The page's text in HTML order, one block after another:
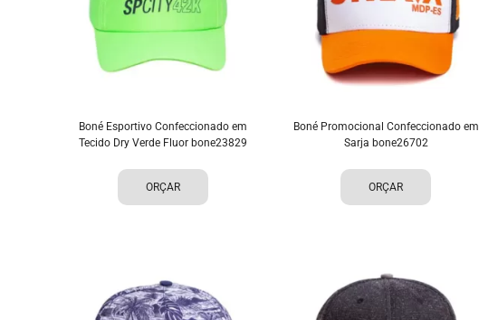
Boné Esportivo Confeccionado em
Tecido Dry Verde Fluor bone23829
ORÇAR
Boné Promocional Confeccionado em
Sarja bone26702
ORÇAR